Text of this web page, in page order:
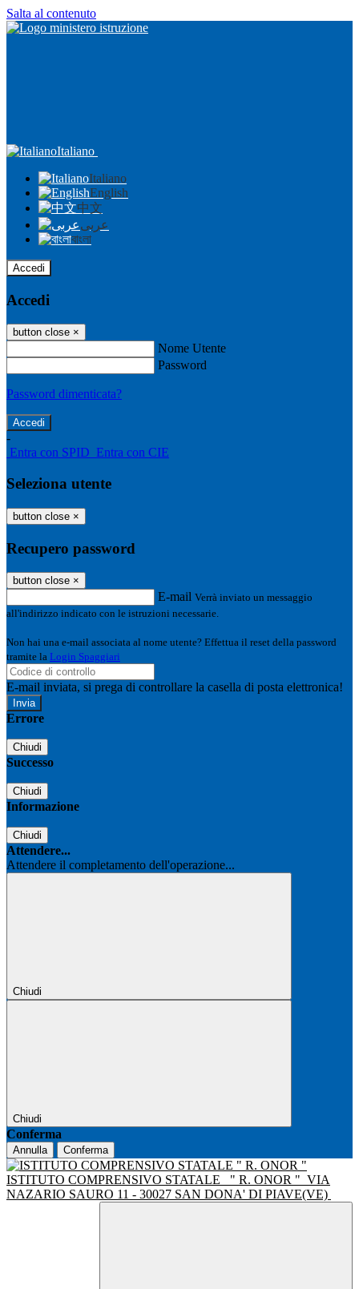
Salta al contenuto
Italiano
Italiano
English
中文
عربى
বাংলা
Accedi
Accedi
button close ×
Nome Utente
Password
Password dimenticata?
-
Entra con SPID Entra con CIE
Seleziona utente
button close ×
Recupero password
button close ×
E-mail Verrà inviato un messaggio
all'indirizzo indicato con le istruzioni necessarie.
Non hai una e-mail associata al nome utente? Effettua il reset della password
tramite la Login Spaggiari
E-mail inviata, si prega di controllare la casella di posta elettronica!
Errore
Chiudi
Successo
Chiudi
Informazione
Chiudi
Attendere...
Attendere il completamento dell'operazione...
Chiudi
Chiudi
Conferma
Annulla Conferma
ISTITUTO COMPRENSIVO STATALE " R. ONOR " VIA
NAZARIO SAURO 11 - 30027 SAN DONA' DI PIAVE(VE)